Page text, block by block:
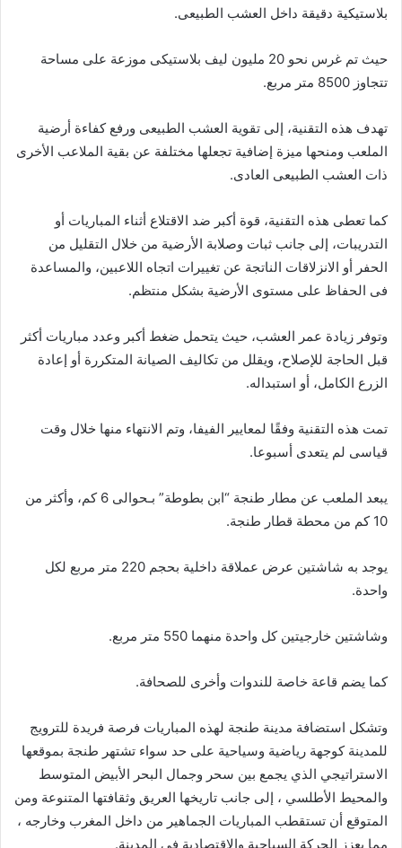
بلاستيكية دقيقة داخل العشب الطبيعى.
حيث تم غرس نحو 20 مليون ليف بلاستيكى موزعة على مساحة
تتجاوز 8500 متر مربع.
تهدف هذه التقنية، إلى تقوية العشب الطبيعى ورفع كفاءة أرضية
الملعب ومنحها ميزة إضافية تجعلها مختلفة عن بقية الملاعب الأخرى
ذات العشب الطبيعى العادى.
كما تعطى هذه التقنية، قوة أكبر ضد الاقتلاع أثناء المباريات أو
التدريبات، إلى جانب ثبات وصلابة الأرضية من خلال التقليل من
الحفر أو الانزلاقات الناتجة عن تغييرات اتجاه اللاعبين، والمساعدة
فى الحفاظ على مستوى الأرضية بشكل منتظم.
وتوفر زيادة عمر العشب، حيث يتحمل ضغط أكبر وعدد مباريات أكثر
قبل الحاجة للإصلاح، ويقلل من تكاليف الصيانة المتكررة أو إعادة
الزرع الكامل، أو استبداله.
تمت هذه التقنية وفقًا لمعايير الفيفا، وتم الانتهاء منها خلال وقت
قياسى لم يتعدى أسبوعا.
يبعد الملعب عن مطار طنجة “ابن بطوطة” بـحوالى 6 كم، وأكثر من
10 كم من محطة قطار طنجة.
يوجد به شاشتين عرض عملاقة داخلية بحجم 220 متر مربع لكل
واحدة.
وشاشتين خارجيتين كل واحدة منهما 550 متر مربع.
كما يضم قاعة خاصة للندوات وأخرى للصحافة.
وتشكل استضافة مدينة طنجة لهذه المباريات فرصة فريدة للترويج
للمدينة كوجهة رياضية وسياحية على حد سواء تشتهر طنجة بموقعها
الاستراتيجي الذي يجمع بين سحر وجمال البحر الأبيض المتوسط
والمحيط الأطلسي ، إلى جانب تاريخها العريق وثقافتها المتنوعة ومن
المتوقع أن تستقطب المباريات الجماهير من داخل المغرب وخارجه ،
مما يعزز الحركة السياحية والاقتصادية في المدينة.